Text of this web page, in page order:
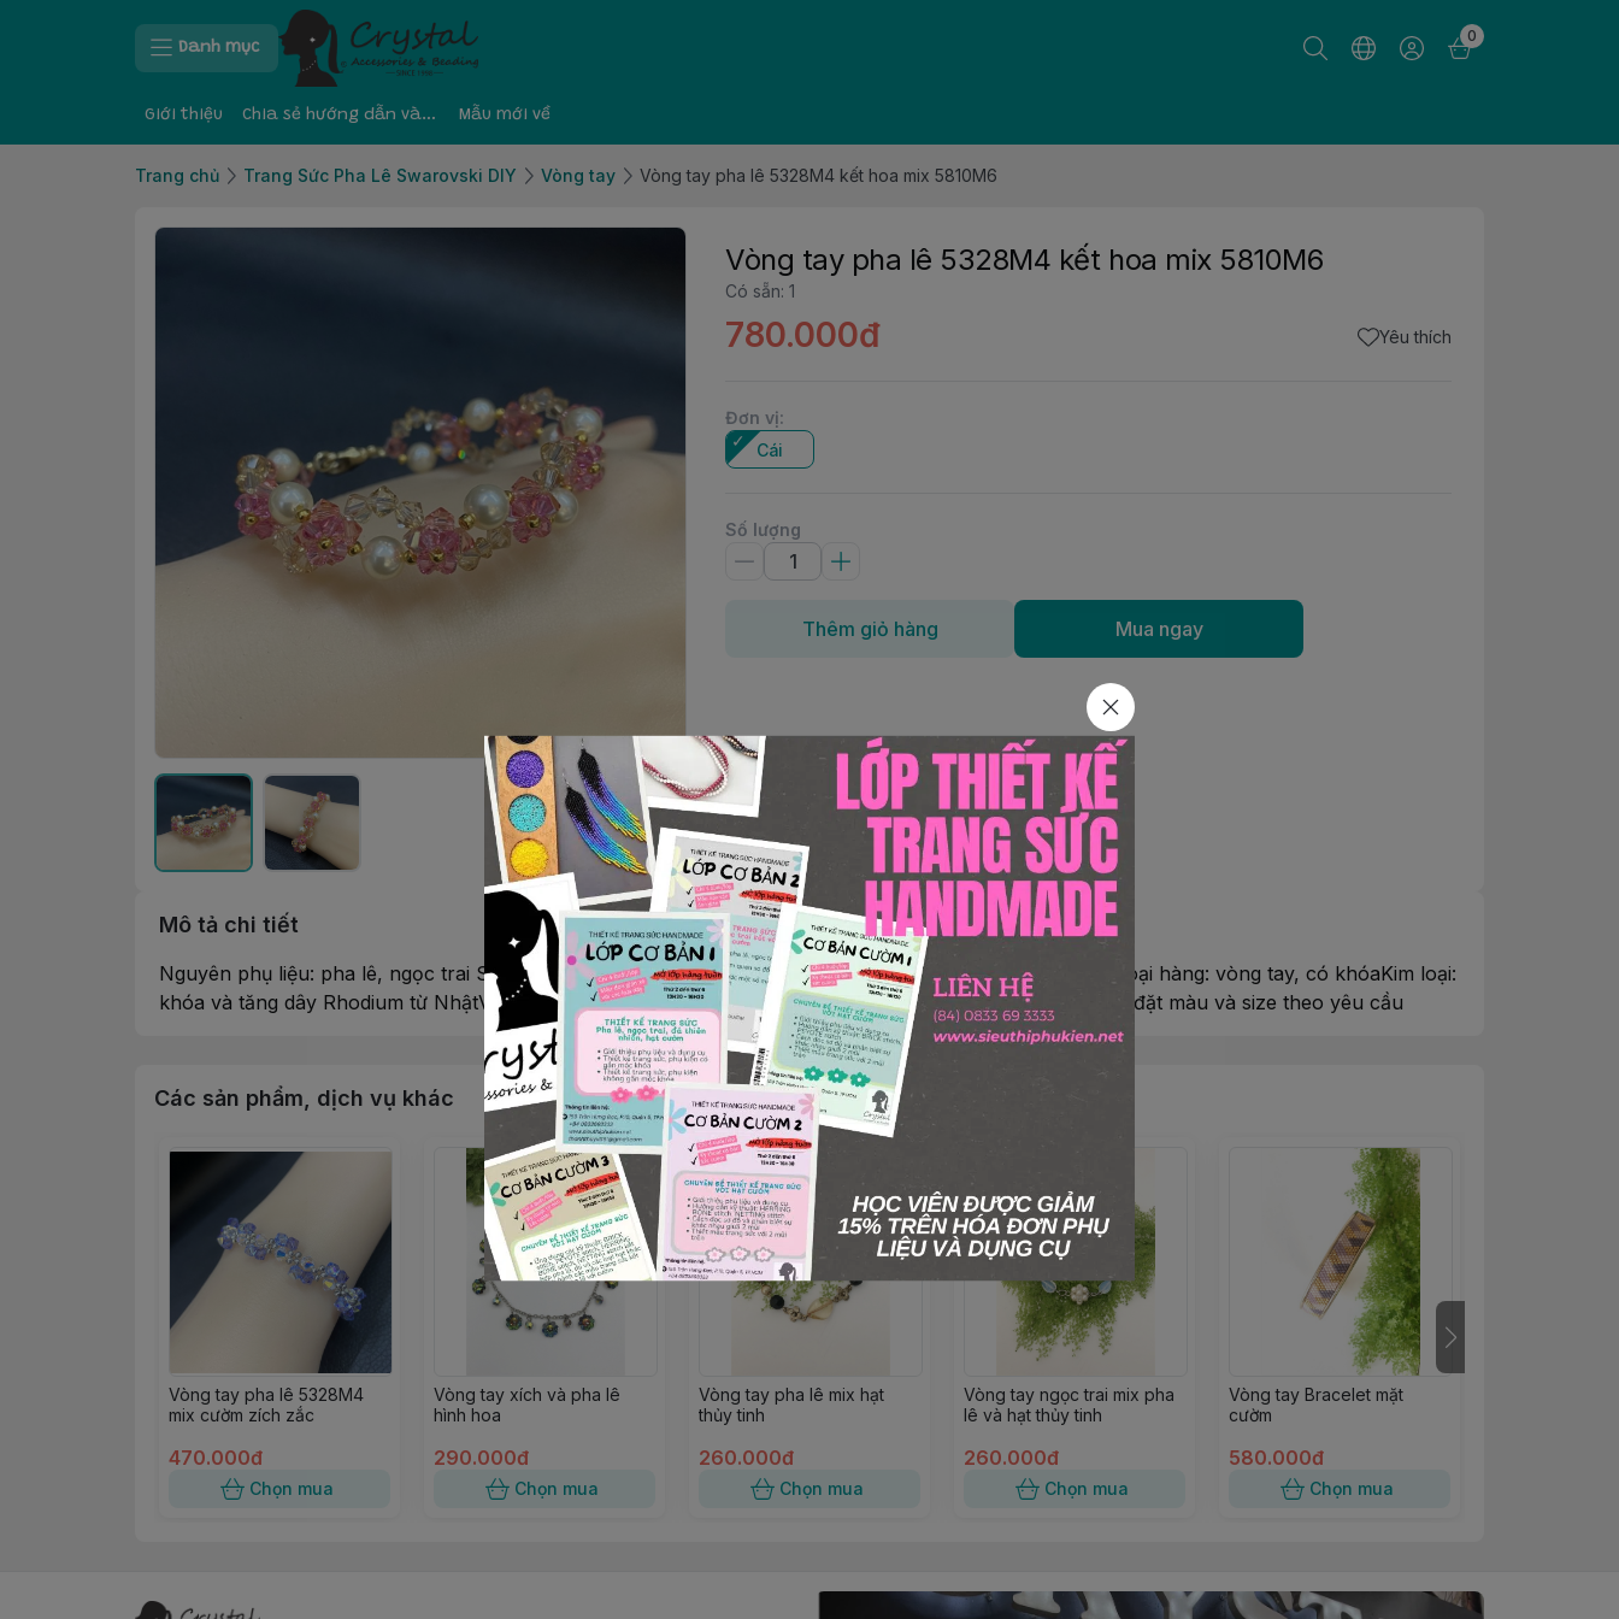
Danh mục
0
Giới thiệu Chia sẻ hướng dẫn và kinh nghiệm Mẫu mới về
Trang chủ Trang Sức Pha Lê Swarovski DIY Vòng tay Vòng tay pha lê 5328M4 kết hoa mix 5810M6
Vòng tay pha lê 5328M4 kết hoa mix 5810M6
Có sẵn: 1
780.000đ Yêu thích
Đơn vị:
Cái
Số lượng
Thêm giỏ hàng Mua ngay
Mô tả chi tiết
Nguyên phụ liệu: pha lê, ngọc trai Swarovski và cườm MiyukiSize hạt: 4mm và 6mmChiều dài: 15 – 16cmLoại hàng: vòng tay, có khóaKim loại:
khóa và tăng dây Rhodium từ NhậtVòng tay làm thủ công bởi Shop CrystalMàu sắc: có nhiều màu, có thể đặt màu và size theo yêu cầu
Các sản phẩm, dịch vụ khác
Vòng tay pha lê 5328M4
mix cườm zích zắc
470.000đ
Chọn mua
Vòng tay xích và pha lê
hình hoa
290.000đ
Chọn mua
Vòng tay pha lê mix hạt
thủy tinh
260.000đ
Chọn mua
Vòng tay ngọc trai mix pha
lê và hạt thủy tinh
260.000đ
Chọn mua
Vòng tay Bracelet mặt
cườm
580.000đ
Chọn mua